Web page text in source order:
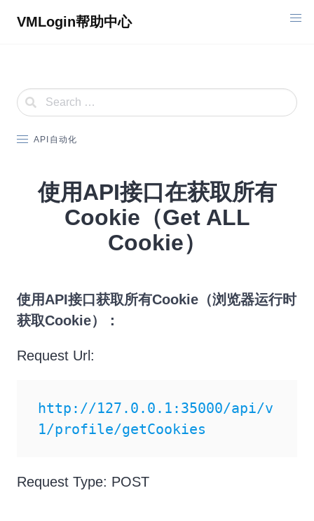
VMLogin帮助中心
API自动化
使用API接口在获取所有
Cookie（Get ALL
Cookie）
使用API接口获取所有Cookie（浏览器运行时
获取Cookie）：
Request Url:
http://127.0.0.1:35000/api/v
1/profile/getCookies
Request Type: POST